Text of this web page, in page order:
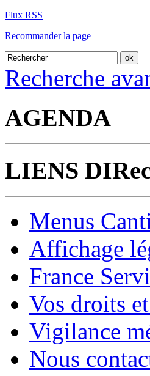
Flux RSS
Recommander la page
Recherche
AGENDA
LIENS
Menus
Affichage
France
Vos droits
Vigilance
Nous